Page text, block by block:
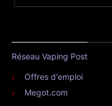
Réseau Vaping Post
Offres d'emploi
Megot.com